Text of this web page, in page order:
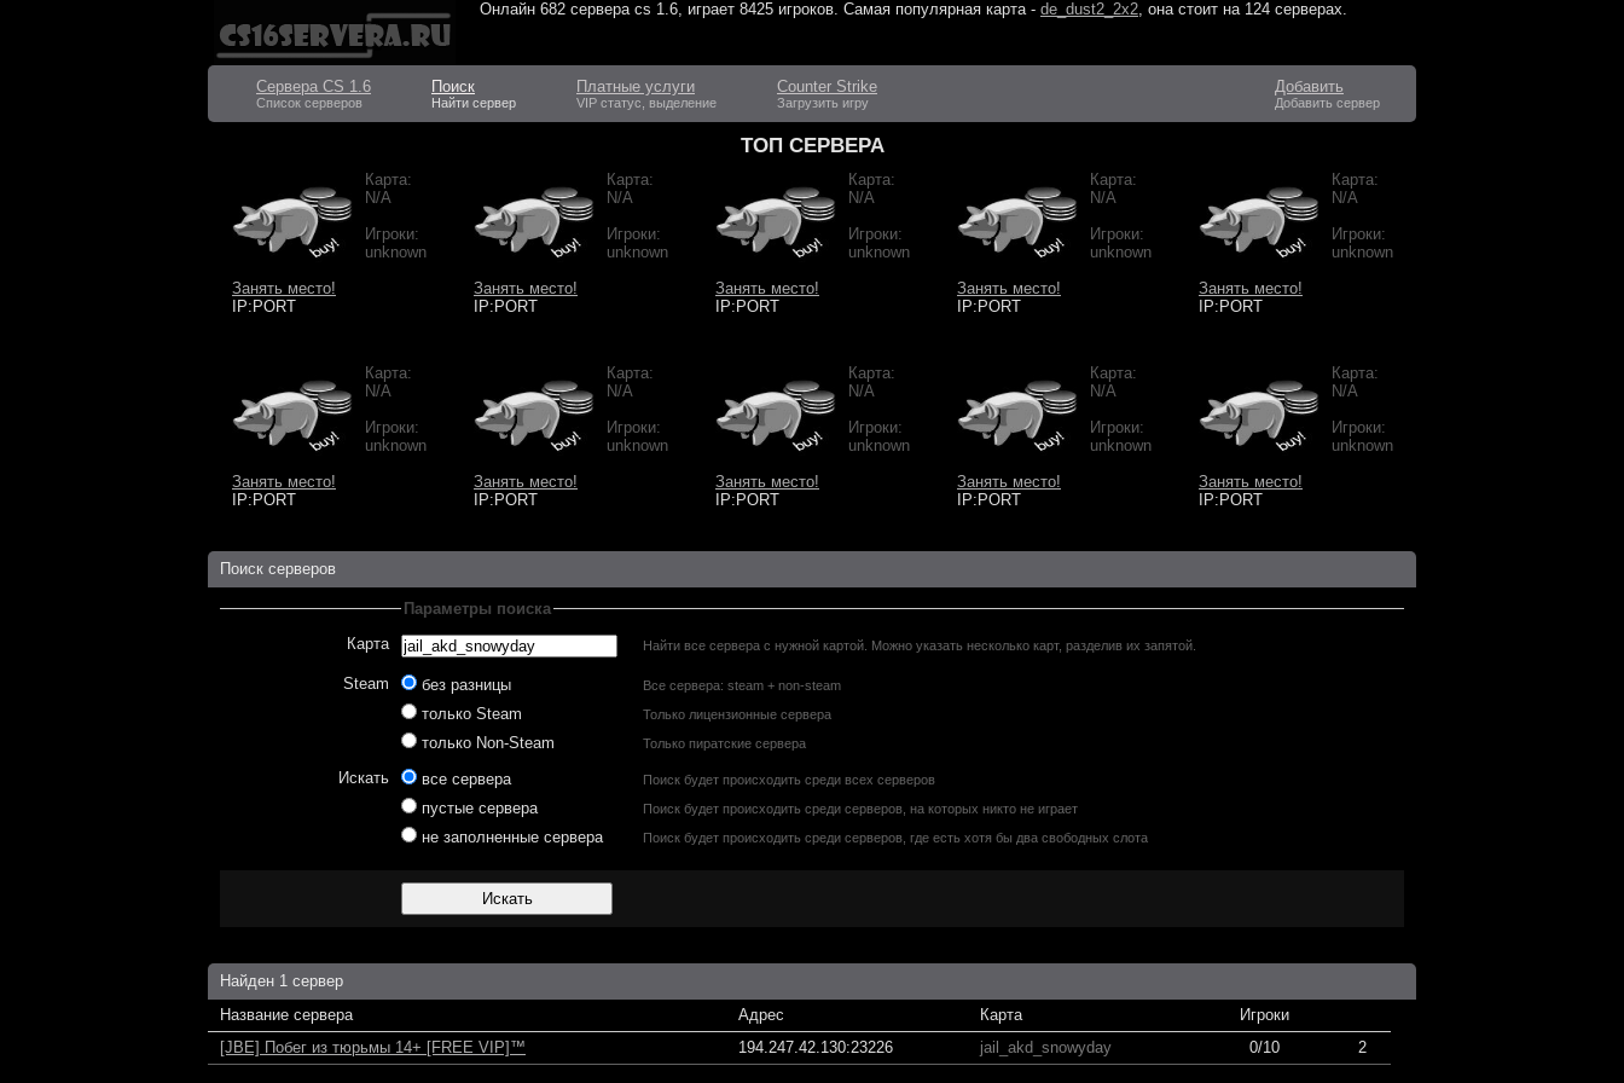
Онлайн 682 сервера cs 1.6, играет 8425 игроков. Самая популярная карта - de_dust2_2x2, она стоит на 124 серверах.
Сервера CS 1.6
Список серверов
Поиск
Найти сервер
Платные услуги
VIP статус, выделение
Counter Strike
Загрузить игру
Добавить
Добавить сервер
ТОП СЕРВЕРА
Карта:
N/A
Игроки:
unknown
Занять место!
IP:PORT
Карта:
N/A
Игроки:
unknown
Занять место!
IP:PORT
Карта:
N/A
Игроки:
unknown
Занять место!
IP:PORT
Карта:
N/A
Игроки:
unknown
Занять место!
IP:PORT
Карта:
N/A
Игроки:
unknown
Занять место!
IP:PORT
Карта:
N/A
Игроки:
unknown
Занять место!
IP:PORT
Карта:
N/A
Игроки:
unknown
Занять место!
IP:PORT
Карта:
N/A
Игроки:
unknown
Занять место!
IP:PORT
Карта:
N/A
Игроки:
unknown
Занять место!
IP:PORT
Карта:
N/A
Игроки:
unknown
Занять место!
IP:PORT
Поиск серверов
Параметры поиска
Карта
Найти все сервера с нужной картой. Можно указать несколько карт, разделив их запятой.
Steam без разницы Все сервера: steam + non-steam
только Steam Только лицензионные сервера
только Non-Steam Только пиратские сервера
Искать все сервера Поиск будет происходить среди всех серверов
пустые сервера Поиск будет происходить среди серверов, на которых никто не играет
не заполненные сервера Поиск будет происходить среди серверов, где есть хотя бы два свободных слота
Найден 1 сервер
Название сервера
Адрес Карта
Игроки
[JBE] Побег из тюрьмы 14+ [FREE VIP]™
194.247.42.130:23226 jail_akd_snowyday 0/10 2